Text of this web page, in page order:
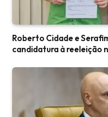
Roberto Cidade e
candidatura à reeleição